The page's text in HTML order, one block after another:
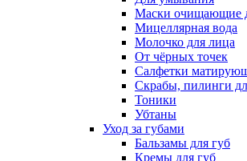
Маски очищающие
Мицеллярная вода
Молочко для лица
От чёрных точек
Салфетки
Скрабы, пилинги
Тоники
Убтаны
Уход за губами
Бальзамы для губ
Кремы для губ